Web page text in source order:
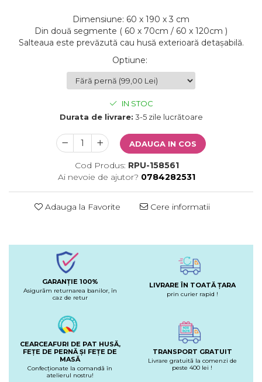
Dimensiune: 60 x 190 x 3 cm
Din două segmente ( 60 x 70cm / 60 x 120cm )
Salteaua este prevăzută cau husă exterioară detașabilă.
Optiune:
IN STOC
Durata de livrare: 3-5 zile lucrătoare
ADAUGA IN COS
Cod Produs: RPU-158561
Ai nevoie de ajutor? 0784282531
Adauga la Favorite Cere informatii
GARANȚIE 100%
Asigurăm returnarea banilor, în
caz de retur
LIVRARE ÎN TOATĂ ȚARA
prin curier rapid !
CEARCEAFURI DE PAT HUSĂ,
FEȚE DE PERNĂ ȘI FEȚE DE
MASĂ
Confecționate la comandă în
atelierul nostru!
TRANSPORT GRATUIT
Livrare gratuită la comenzi de
peste 400 lei !